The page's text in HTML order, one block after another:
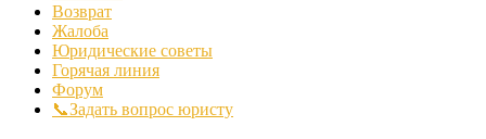
Возврат
Жалоба
Юридические советы
Горячая линия
Форум
📞Задать вопрос юристу